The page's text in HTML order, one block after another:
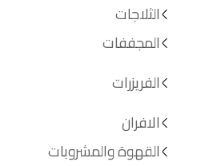
الثلاجات
المجففات
الفريزرات
الافران
القهوة والمشروبات